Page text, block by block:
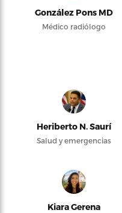
González Pons MD
Médico radiólogo
Heriberto N. Saurí
Salud y emergencias
Kiara Gerena